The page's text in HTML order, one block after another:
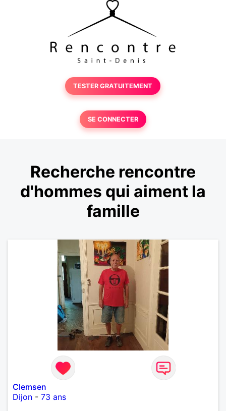
TESTER GRATUITEMENT
SE CONNECTER
Recherche rencontre
d'hommes qui aiment la
famille
Clemsen
Dijon - 73 ans